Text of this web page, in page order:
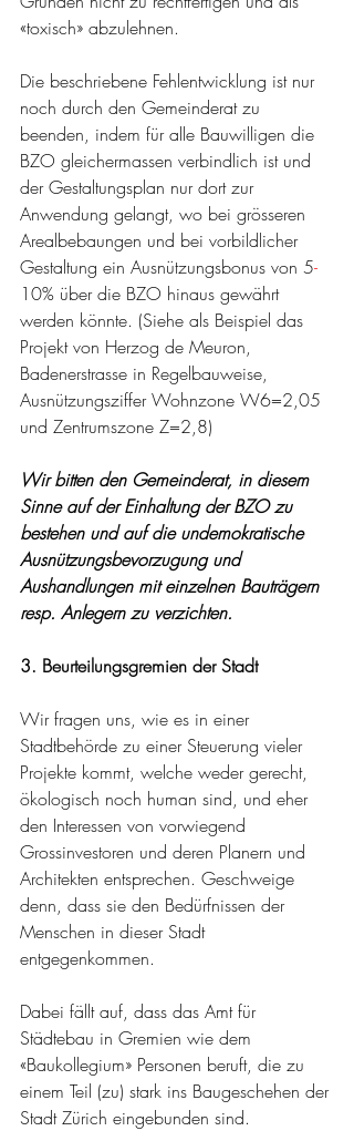
«toxisch» abzulehnen.
Die beschriebene Fehlentwicklung ist nur
noch durch den Gemeinderat zu
beenden, indem für alle Bauwilligen die
BZO gleichermassen verbindlich ist und
der Gestaltungsplan nur dort zur
Anwendung gelangt, wo bei grösseren
Arealbebaungen und bei vorbildlicher
Gestaltung ein Ausnützungsbonus von 5-
10% über die BZO hinaus gewährt
werden könnte. (Siehe als Beispiel das
Projekt von Herzog de Meuron,
Badenerstrasse in Regelbauweise,
Ausnützungsziffer Wohnzone W6=2,05
und Zentrumszone Z=2,8)
Wir bitten den Gemeinderat, in diesem
Sinne auf der Einhaltung der BZO zu
bestehen und auf die undemokratische
Ausnützungsbevorzugung und
Aushandlungen mit einzelnen Bauträgern
resp. Anlegern zu verzichten.
3. Beurteilungsgremien der Stadt
Wir fragen uns, wie es in einer
Stadtbehörde zu einer Steuerung vieler
Projekte kommt, welche weder gerecht,
ökologisch noch human sind, und eher
den Interessen von vorwiegend
Grossinvestoren und deren Planern und
Architekten entsprechen. Geschweige
denn, dass sie den Bedürfnissen der
Menschen in dieser Stadt
entgegenkommen.
Dabei fällt auf, dass das Amt für
Städtebau in Gremien wie dem
«Baukollegium» Personen beruft, die zu
einem Teil (zu) stark ins Baugeschehen der
Stadt Zürich eingebunden sind.